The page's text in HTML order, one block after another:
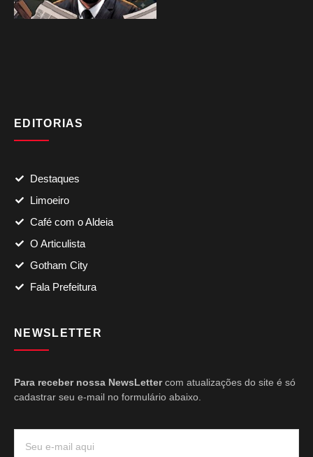
EDITORIAS
Destaques
Limoeiro
Café com o Aldeia
O Articulista
Gotham City
Fala Prefeitura
NEWSLETTER
Para receber nossa NewsLettercom atualizações do site é só
cadastrar seu e-mail no formulário abaixo.